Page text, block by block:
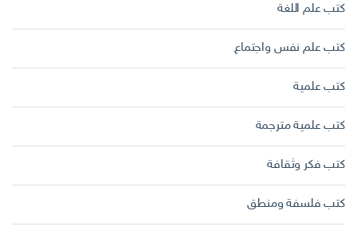
كتب علم اللغة
كتب علم نفس واجتماع
كتب علمية
كتب علمية مترجمة
كتب فكر وثقافة
كتب فلسفة ومنطق